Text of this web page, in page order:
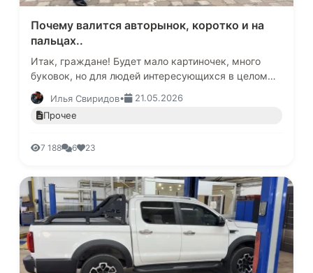
Почему валится авторынок, коротко и на
пальцах..
Итак, граждане! Будет мало картиночек, много
буковок, но для людей интересующихся в целом
будет полезно.Все написаное в этом пасквиле
порочащем честь и репутаци…
Илья Свиридов•
21.05.2026
Прочее
7 188 6 23